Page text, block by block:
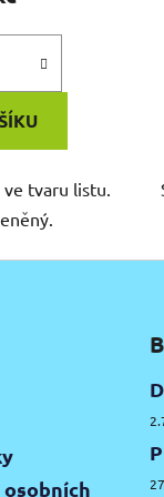
tvaru listu.